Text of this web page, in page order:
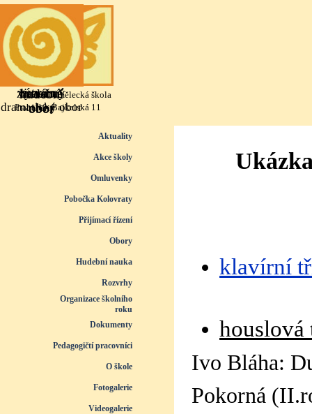
Přejít na obsah
výtvarný
taneční
literárně
hudební
Základní umělecká škola
Praha 10, Bajkalská 11
obor
obor
dramatický obor
obor
Přeskočit menu
Aktuality
Akce školy
Omluvenky
Pobočka Kolovraty
Přijímací řízení
Obory
Hudební nauka ▼
Rozvrhy
Organizace školního
roku
Dokumenty
Pedagogičtí pracovníci
O škole ▼
Fotogalerie ▼
Videogalerie
klavírní
Ivo Bláha:
Pokorná